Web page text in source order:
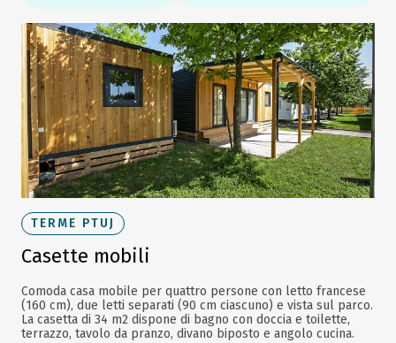
TERME PTUJ
Casette mobili
Comoda casa mobile per quattro persone con letto francese
(160 cm), due letti separati (90 cm ciascuno) e vista sul parco.
La casetta di 34 m2 dispone di bagno con doccia e toilette,
terrazzo, tavolo da pranzo, divano biposto e angolo cucina.